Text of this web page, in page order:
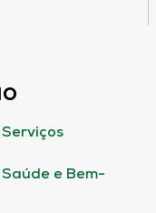
e Bem-